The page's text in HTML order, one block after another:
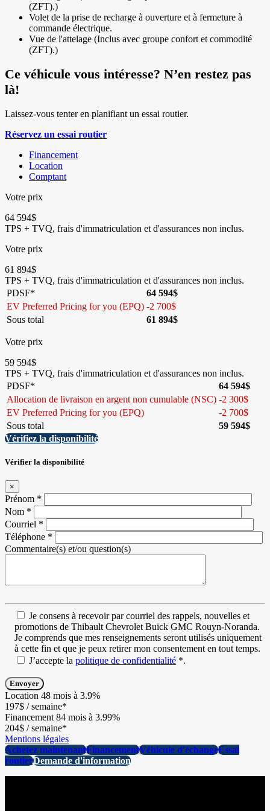
(ZFT).)
Volet de la prise de recharge à ouverture et à fermeture à
commande électrique.
Vue de l'attelage (Inclus avec groupe confort et commodité
(ZFT).)
Ce véhicule vous intéresse? N’en restez pas
là!
Laissez-vous tenter en planifiant un essai routier.
Réservez un essai routier
Financement
Location
Comptant
Votre prix
64 594$
TPS + TVQ, frais d'immatriculation et d'assurances non inclus.
Votre prix
61 894$
TPS + TVQ, frais d'immatriculation et d'assurances non inclus.
PDSF*
64 594$
EV Preferred Pricing for you (EPQ) -2 700$
Sous total
61 894$
Votre prix
59 594$
TPS + TVQ, frais d'immatriculation et d'assurances non inclus.
PDSF*
64 594$
Allocation de livraison en argent non cumulable (NSC) -2 300$
EV Preferred Pricing for you (EPQ)
-2 700$
Sous total
59 594$
Vérifiez la disponibilité
Vérifier la disponibilité
×
Prénom *
Nom *
Courriel *
Téléphone *
Commentaire(s) et/ou question(s)
Je consens à recevoir par courriel des rappels, nouvelles et
promotions de Thibault Chevrolet Buick GMC Rouyn-Noranda.
Je comprends que mes renseignements seront utilisés uniquement
à cette fin et que je peux retirer mon consentement en tout temps.
J’accepte la politique de confidentialité *.
Location 48 mois à 3.9%
197$ / semaine*
Financement 84 mois à 3.99%
204$ / semaine*
Mentions légales
Achetez maintenantFinancementVéhicule d'échangeEssai
routierDemande d'information